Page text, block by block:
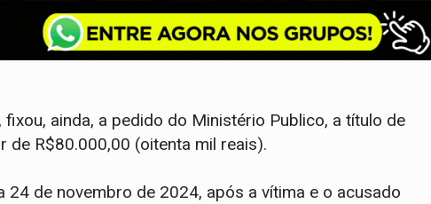
ainda, a pedido do Ministério Publico, a título de
de R$80.000,00 (oitenta mil reais).
24 de novembro de 2024, após a vítima e o acusado